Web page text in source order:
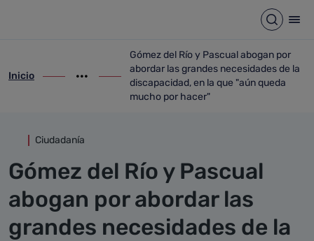
Abrir
ir-a inicio
Inicio
Mostrar opciones del camino de migas
ir-a Gómez del Río y Pascual abogan
Gómez del Río y Pascual abogan por
abordar las grandes necesidades de la
discapacidad, en la que "aún queda
mucho por hacer"
Ciudadanía
Gómez del Río y Pascual
abogan por abordar las
grandes necesidades de la